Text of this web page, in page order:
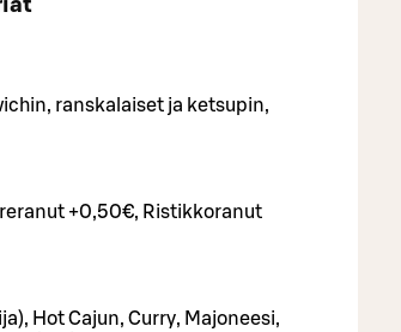
ranskalaiset ja ketsupin,
+0,50€, Ristikkoranut
Hot Cajun, Curry, Majoneesi,